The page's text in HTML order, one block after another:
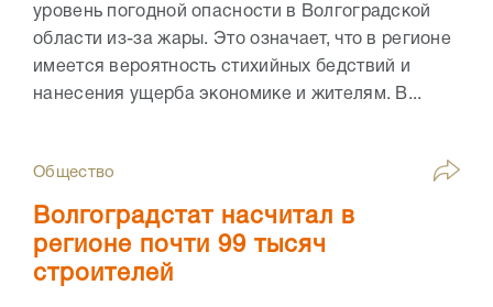
уровень погодной опасности в Волгоградской
области из-за жары. Это означает, что в регионе
имеется вероятность стихийных бедствий и
нанесения ущерба экономике и жителям. В...
Общество
Волгоградстат насчитал в
регионе почти 99 тысяч
строителей